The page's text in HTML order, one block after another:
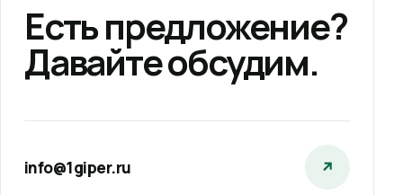
Есть предложение?
Давайте обсудим.
info@1giper.ru ↗